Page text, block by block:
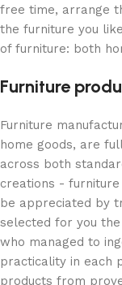
free time, arrange
the furniture you
of furniture: both
Furniture
Furniture
home goods, are
across both
creations -
be appreciated by
selected for you
who managed to
practicality in each
products from